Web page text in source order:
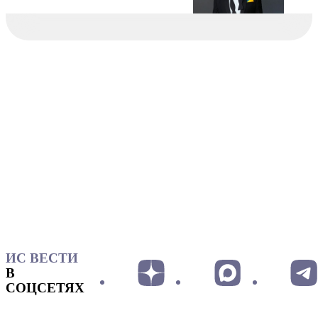
ИС ВЕСТИ
В
СОЦСЕТЯХ